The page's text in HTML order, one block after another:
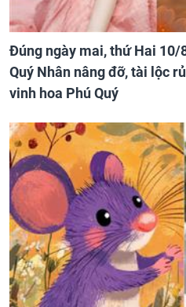
Đúng ngày mai, thứ Hai 10/
Quý Nhân nâng đỡ, tài lộc
vinh hoa Phú Quý